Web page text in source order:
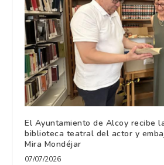
El Ayuntamiento de Alcoy recibe
biblioteca teatral del actor y
Mira Mondéjar
07/07/2026